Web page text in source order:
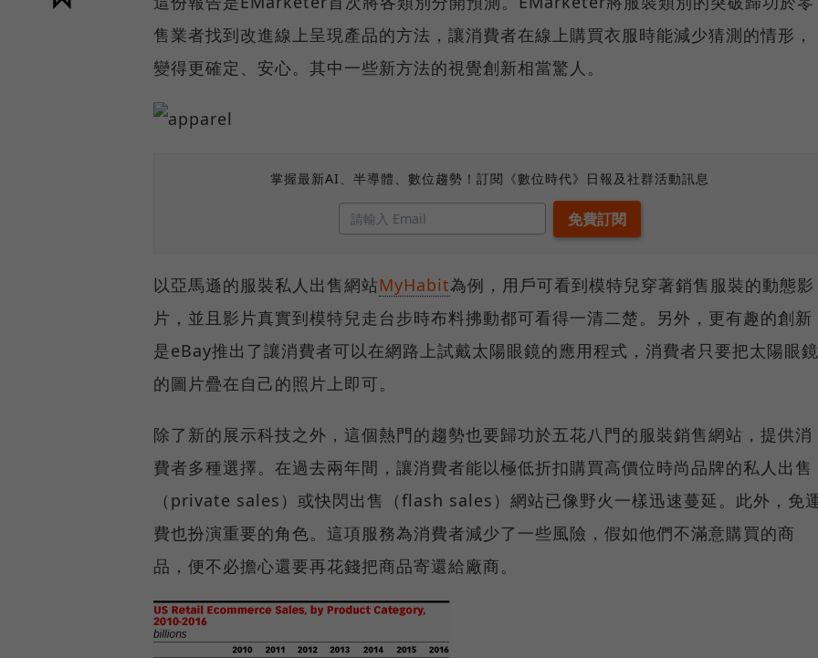
售業者找到改進線上呈現產品的方法，讓消費者在線上購買衣服時能減少猜測的情形，
變得更確定、安心。其中一些新方法的視覺創新相當驚人。
掌握最新AI、半導體、數位趨勢！訂閱《數位時代》日報及社群活動訊息
以亞馬遜的服裝私人出售網站MyHabit為例，用戶可看到模特兒穿著銷售服裝的動態影
片，並且影片真實到模特兒走台步時布料拂動都可看得一清二楚。另外，更有趣的創新
是eBay推出了讓消費者可以在網路上試戴太陽眼鏡的應用程式，消費者只要把太陽眼鏡
的圖片疊在自己的照片上即可。
除了新的展示科技之外，這個熱門的趨勢也要歸功於五花八門的服裝銷售網站，提供消
費者多種選擇。在過去兩年間，讓消費者能以極低折扣購買高價位時尚品牌的私人出售
（private sales）或快閃出售（flash sales）網站已像野火一樣迅速蔓延。此外，免
費也扮演重要的角色。這項服務為消費者減少了一些風險，假如他們不滿意購買的商
品，便不必擔心還要再花錢把商品寄還給廠商。